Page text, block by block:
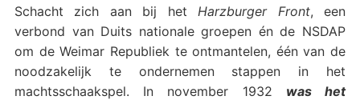
Schacht zich aan bij het Harzburger Front, een
verbond van Duits nationale groepen én de NSDAP
om de Weimar Republiek te ontmantelen, één van de
noodzakelijk te ondernemen stappen in het
machtsschaakspel. In november 1932 was het